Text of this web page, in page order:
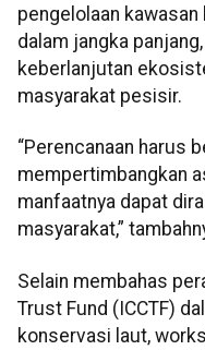
pengelolaan
dalam jangka
keberlanjutan
masyarakat pesisir.
“Perencanaan harus
mempertimbangkan
manfaatnya dapat
masyarakat,”
Selain membahas
Trust Fund (ICCTF)
konservasi laut,